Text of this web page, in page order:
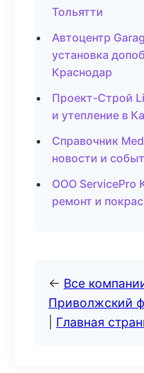
Тольятти
Автоцентр
установка
Краснодар
Проект-Строй
и утепление в
Справочник
новости и
ООО ServicePro
ремонт и
← Все
Приволжский
Главная